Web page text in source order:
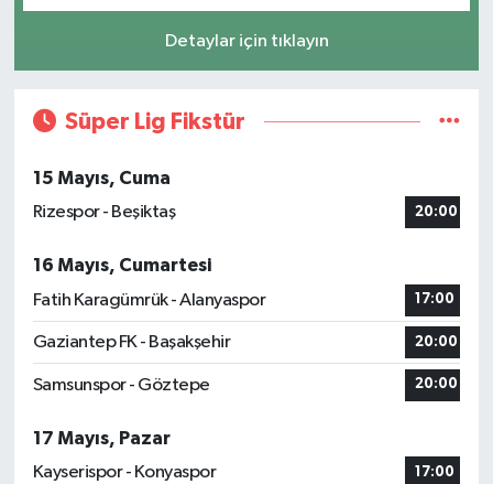
Detaylar için tıklayın
Süper Lig Fikstür
15 Mayıs, Cuma
Rizespor - Beşiktaş
20:00
16 Mayıs, Cumartesi
Fatih Karagümrük - Alanyaspor
17:00
Gaziantep FK - Başakşehir 20:00
Samsunspor - Göztepe 20:00
17 Mayıs, Pazar
Kayserispor - Konyaspor
17:00